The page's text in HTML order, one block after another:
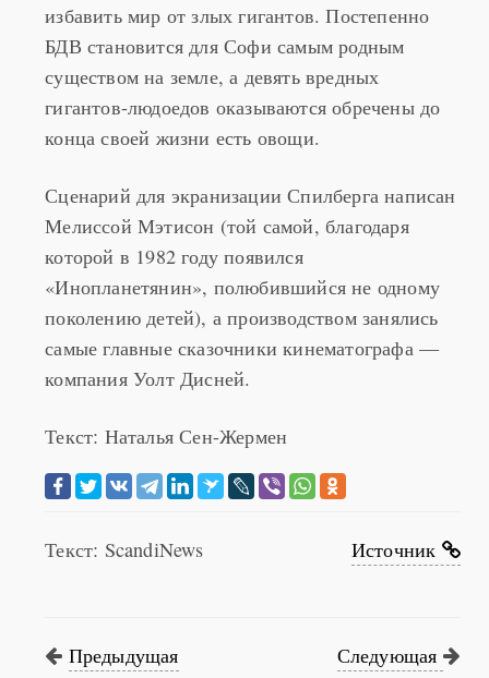
они придумывают хитрый план того, как
избавить мир от злых гигантов. Постепенно
БДВ становится для Софи самым родным
существом на земле, а девять вредных
гигантов-людоедов оказываются обречены до
Сценарий для экранизации Спилберга написан
Мелиссой Мэтисон (той самой, благодаря
которой в 1982 году появился
«Инопланетянин», полюбившийся не одному
поколению детей), а производством занялись
самые главные сказочники кинематографа —
Текст: Наталья Сен-Жермен